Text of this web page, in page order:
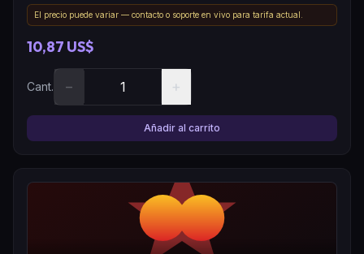
El precio puede variar — contacto o soporte en vivo para tarifa actual.
10,87 US$
Cant. − +
Añadir al carrito